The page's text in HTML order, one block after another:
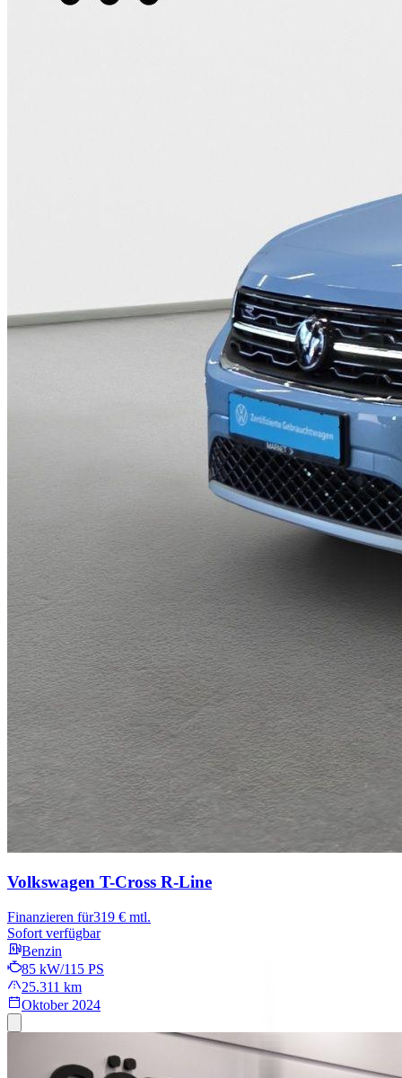
Volkswagen T-Cross R-Line
Finanzieren für319 € mtl.
Sofort verfügbar
Benzin
85 kW/115 PS
25.311 km
Oktober 2024